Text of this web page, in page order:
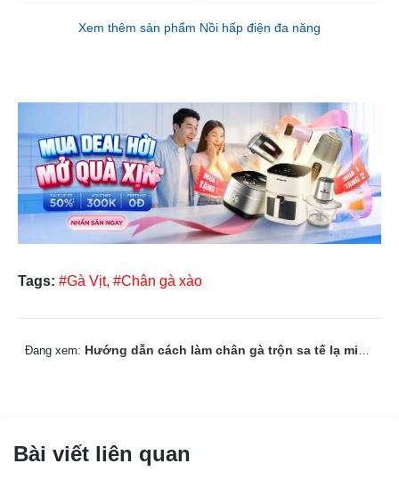
Xem thêm sản phẩm Nồi hấp điện đa năng
Tags: #Gà Vịt, #Chân gà xào
Đang xem: Hướng dẫn cách làm chân gà trộn sa tế lạ miệng, thơm ngon
Bài viết liên quan